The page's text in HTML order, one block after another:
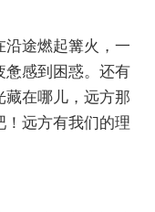
沿途燃起篝火，一
惫感到困惑。还有
藏在哪儿，远方那
！远方有我们的理